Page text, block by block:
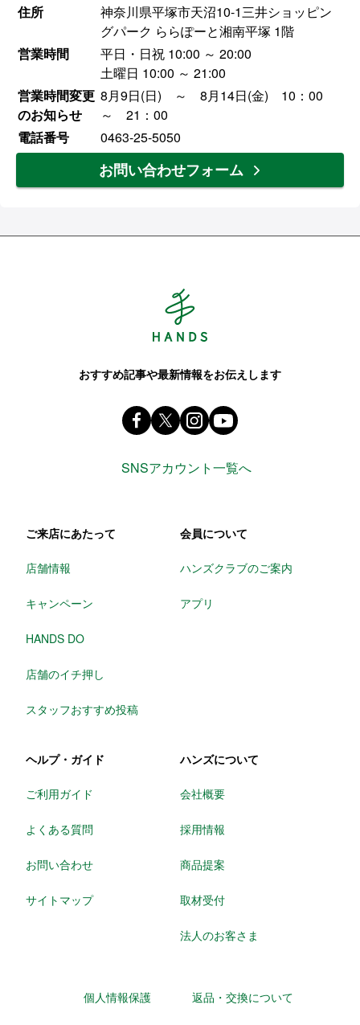
住所
神奈川県平塚市天沼10-1三井ショッピン
グパーク ららぽーと湘南平塚 1階
営業時間
平日・日祝 10:00 ～ 20:00
土曜日 10:00 ～ 21:00
営業時間変更
のお知らせ
8月9日(日) ～ 8月14日(金) 10：00
～ 21：00
電話番号
0463-25-5050
お問い合わせフォーム
おすすめ記事や最新情報をお伝えします
Facebook ハンズ公式ファンページ
X(旧 twitter) @Hands_official_
instagram
SNSアカウント一覧へ
ご来店にあたって
店舗情報
キャンペーン
HANDS DO
店舗のイチ押し
スタッフおすすめ投稿
会員について
ハンズクラブのご案内
アプリ
ヘルプ・ガイド
ご利用ガイド
よくある質問
お問い合わせ
サイトマップ
ハンズについて
会社概要
採用情報
商品提案
取材受付
法人のお客さま
個人情報保護 返品・交換について